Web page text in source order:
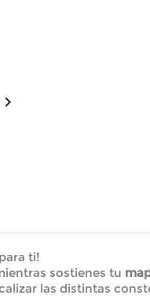

ti!
sostienes tu
las distintas